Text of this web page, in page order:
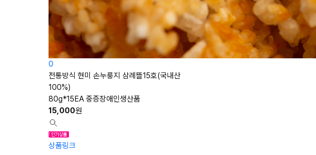
0
전통방식 현미 손누룽지 삼례뜰15호(국내산
100%)
80g*15EA 중증장애인생산품
15,000원
상품링크